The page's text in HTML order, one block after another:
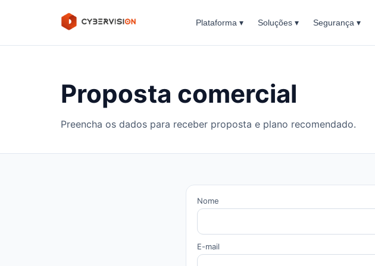
Plataforma ▾ Soluções ▾ Segurança ▾
Proposta comercial
Preencha os dados para receber proposta e plano recomendado.
Nome
E-mail